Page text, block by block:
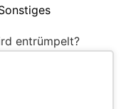
entrümpelt?